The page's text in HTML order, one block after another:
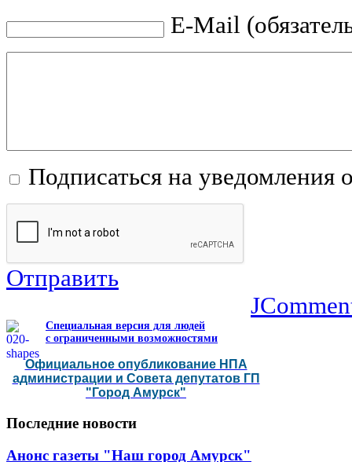
E-Mail
Подписаться на уведомления
Отправить
Специальная версия для людей
с ограниченными возможностями
Официальное опубликование НПА
администрации и Совета депутатов ГП
"Город Амурск"
Последние новости
Анонс газеты "Наш город Амурск"